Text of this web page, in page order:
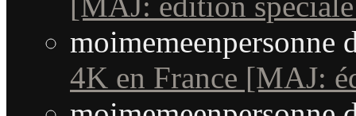
moimemeenpersonne
4K en France [MAJ: